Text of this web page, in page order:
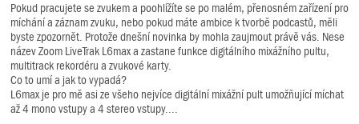
Pokud pracujete se zvukem a poohlížíte se po malém, přenosném zařízení pro
míchání a záznam zvuku, nebo pokud máte ambice k tvorbě podcastů, měli
byste zpozornět. Protože dnešní novinka by mohla zaujmout právě vás. Nese
název Zoom LiveTrak L6max a zastane funkce digitálního mixážního pultu,
multitrack rekordéru a zvukové karty.
Co to umí a jak to vypadá?
L6max je pro mě asi ze všeho nejvíce digitální mixážní pult umožňující míchat
až 4 mono vstupy a 4 stereo vstupy....